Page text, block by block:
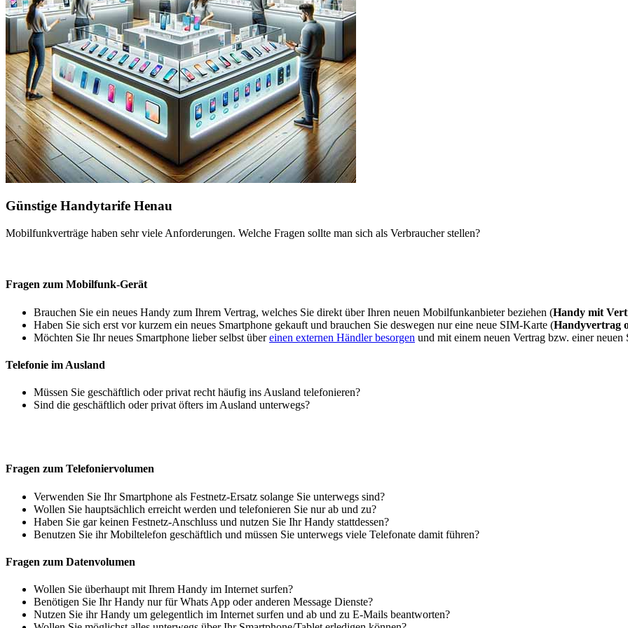
Günstige Handytarife Henau
Mobilfunkverträge haben sehr viele Anforderungen. Welche Fragen sollte man sich als Verbraucher stellen?
Fragen zum Mobilfunk-Gerät
Brauchen Sie ein neues Handy zum Ihrem Vertrag, welches Sie direkt über Ihren neuen Mobilfunkanbieter beziehen (Handy mit
Haben Sie sich erst vor kurzem ein neues Smartphone gekauft und brauchen Sie deswegen nur eine neue SIM-Karte (Handyvertrag
Möchten Sie Ihr neues Smartphone lieber selbst übereinen externen Händler besorgen und mit einem neuen Vertrag bzw. einer
Telefonie im Ausland
Müssen Sie geschäftlich oder privat recht häufig ins Ausland telefonieren?
Sind die geschäftlich oder privat öfters im Ausland unterwegs?
Fragen zum Telefoniervolumen
Verwenden Sie Ihr Smartphone als Festnetz-Ersatz solange Sie unterwegs sind?
Wollen Sie hauptsächlich erreicht werden und telefonieren Sie nur ab und zu?
Haben Sie gar keinen Festnetz-Anschluss und nutzen Sie Ihr Handy stattdessen?
Benutzen Sie ihr Mobiltelefon geschäftlich und müssen Sie unterwegs viele Telefonate damit führen?
Fragen zum Datenvolumen
Wollen Sie überhaupt mit Ihrem Handy im Internet surfen?
Benötigen Sie Ihr Handy nur für Whats App oder anderen Message Dienste?
Nutzen Sie ihr Handy um gelegentlich im Internet surfen und ab und zu E-Mails beantworten?